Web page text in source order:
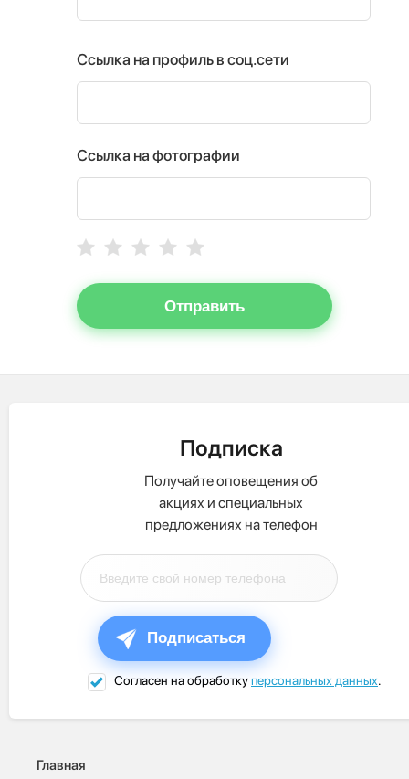
Ссылка на профиль в соц.сети
Ссылка на фотографии
Отправить
Подписка
Получайте оповещения об
акциях и специальных
предложениях на телефон
Подписаться
Согласен на обработкуперсональных данных.
Главная